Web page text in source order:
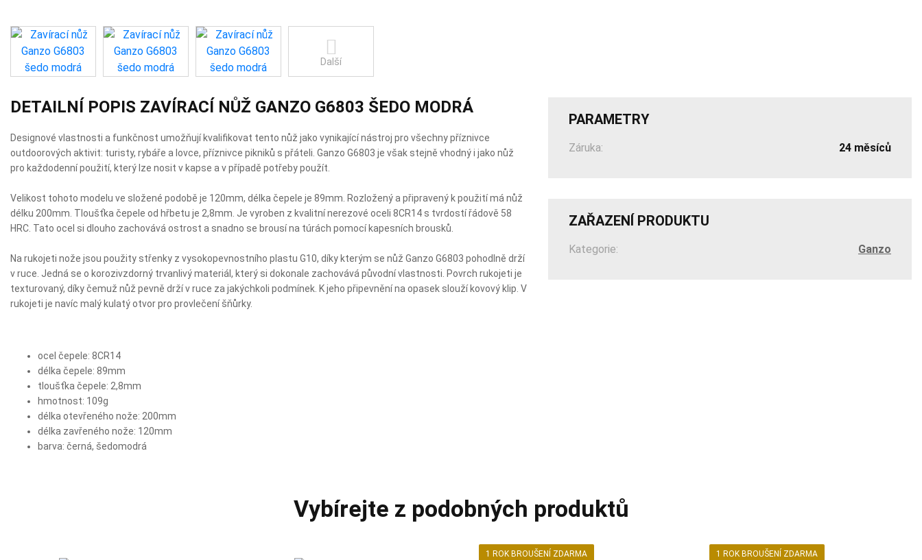
Další
DETAILNÍ POPIS ZAVÍRACÍ NŮŽ GANZO G6803 ŠEDO MODRÁ
Designové vlastnosti a funkčnost umožňují kvalifikovat tento nůž jako vynikající nástroj pro všechny příznivce
outdoorových aktivit: turisty, rybáře a lovce, příznivce pikniků s přáteli. Ganzo G6803 je však stejně vhodný i jako nůž
pro každodenní použití, který lze nosit v kapse a v případě potřeby použít.
Velikost tohoto modelu ve složené podobě je 120mm, délka čepele je 89mm. Rozložený a připravený k použití má nůž
délku 200mm. Tloušťka čepele od hřbetu je 2,8mm. Je vyroben z kvalitní nerezové oceli 8CR14 s tvrdostí řádově 58
HRC. Tato ocel si dlouho zachovává ostrost a snadno se brousí na túrách pomocí kapesních brousků.
Na rukojeti nože jsou použity střenky z vysokopevnostního plastu G10, díky kterým se nůž Ganzo G6803 pohodlně drží
v ruce. Jedná se o korozivzdorný trvanlivý materiál, který si dokonale zachovává původní vlastnosti. Povrch rukojeti je
texturovaný, díky čemuž nůž pevně drží v ruce za jakýchkoli podmínek. K jeho připevnění na opasek slouží kovový klip. V
rukojeti je navíc malý kulatý otvor pro provlečení šňůrky.
ocel čepele: 8CR14
délka čepele: 89mm
tloušťka čepele: 2,8mm
hmotnost: 109g
délka otevřeného nože: 200mm
délka zavřeného nože: 120mm
barva: černá, šedomodrá
PARAMETRY
Záruka: 24 měsíců
ZAŘAZENÍ PRODUKTU
Kategorie: Ganzo
Vybírejte z podobných produktů
1 ROK BROUŠENÍ ZDARMA 1 ROK BROUŠENÍ ZDARMA